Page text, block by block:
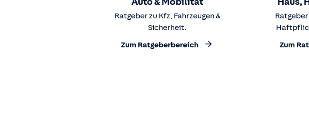
Ratgeber zu Kfz, Fahrzeugen &
Sicherheit.
Zum Ratgeberbereich Zum